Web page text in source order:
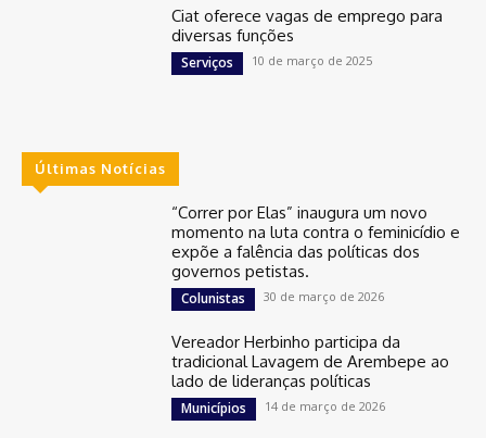
Ciat oferece vagas de emprego para
diversas funções
Serviços 10 de março de 2025
Últimas Notícias
“Correr por Elas” inaugura um novo
momento na luta contra o feminicídio e
expõe a falência das políticas dos
governos petistas.
Colunistas 30 de março de 2026
Vereador Herbinho participa da
tradicional Lavagem de Arembepe ao
lado de lideranças políticas
Municípios 14 de março de 2026